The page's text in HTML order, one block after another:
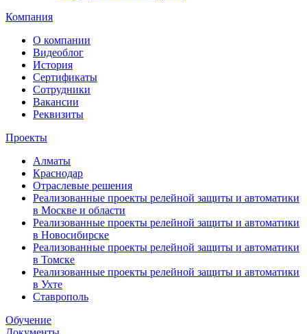
Компания
О компании
Видеоблог
История
Сертификаты
Сотрудники
Вакансии
Реквизиты
Проекты
Алматы
Краснодар
Отраслевые решения
Реализованные проекты релейной защиты и автоматики
в Москве и области
Реализованные проекты релейной защиты и автоматики
в Новосибирске
Реализованные проекты релейной защиты и автоматики
в Томске
Реализованные проекты релейной защиты и автоматики
в Ухте
Ставрополь
Обучение